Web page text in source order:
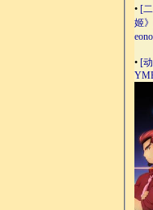
• [
姬
• [